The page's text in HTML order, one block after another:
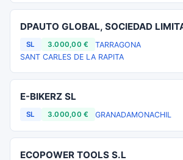
DPAUTO GLOBAL, SOCIEDAD
SL 3.000,00 €
TARRAGONA
SANT CARLES DE LA RAPITA
E-BIKERZ SL
SL 3.000,00 € GRANADAMONACHIL
ECOPOWER TOOLS S.L